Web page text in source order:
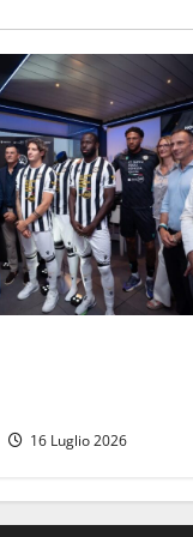
16 Luglio 2026